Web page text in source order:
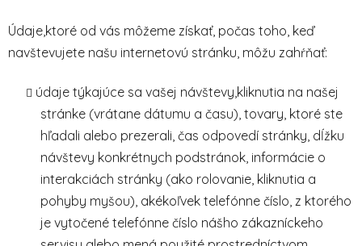
Údaje,ktoré od vás môžeme získať, počas toho, keď
navštevujete našu internetovú stránku, môžu zahŕňať:
údaje týkajúce sa vašej návštevy,kliknutia na našej
stránke (vrátane dátumu a času), tovary, ktoré ste
hľadali alebo prezerali, čas odpovedí stránky, dĺžku
návštevy konkrétnych podstránok, informácie o
interakciách stránky (ako rolovanie, kliknutia a
pohyby myšou), akékoľvek telefónne číslo, z ktorého
je vytočené telefónne číslo nášho zákazníckeho